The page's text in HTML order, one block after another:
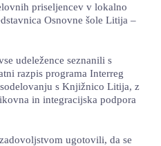
priseljencev v lokalno
Osnovne šole Litija –
udeležence seznanili s
razpis programa Interreg
s Knjižnico Litija, z
in integracijska podpora
ugotovili, da se